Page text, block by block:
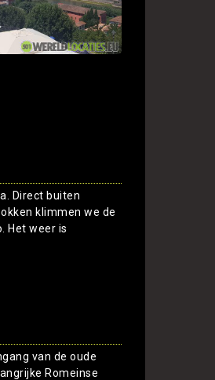
Direct buiten
klimmen we de
Het weer is
van de oude
Romeinse